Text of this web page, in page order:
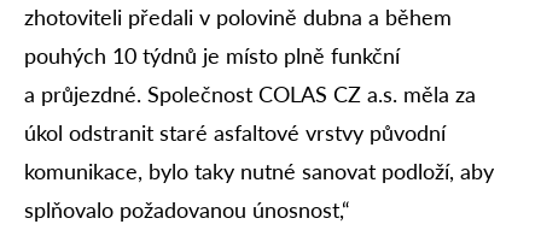
zhotoviteli předali v polovině dubna a během
pouhých 10 týdnů je místo plně funkční
a průjezdné. Společnost COLAS CZ a.s. měla za
úkol odstranit staré asfaltové vrstvy původní
komunikace, bylo taky nutné sanovat podloží, aby
splňovalo požadovanou únosnost,“